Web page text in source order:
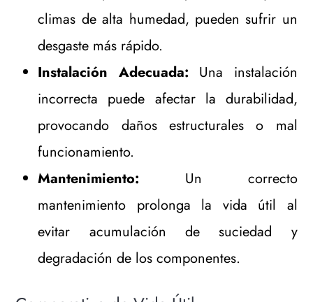
climas de alta humedad, pueden sufrir un
desgaste más rápido.
Instalación Adecuada: Una instalación
incorrecta puede afectar la durabilidad,
provocando daños estructurales o mal
funcionamiento.
Mantenimiento: Un correcto
mantenimiento prolonga la vida útil al
evitar acumulación de suciedad y
degradación de los componentes.